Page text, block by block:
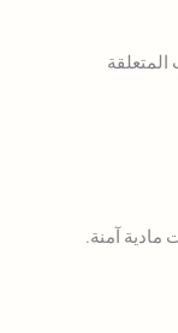
آمنة.